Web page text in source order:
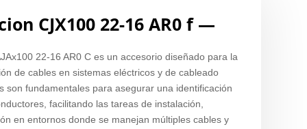
CJX100 22-16 AR0 f —
22-16 AR0 C es un accesorio diseñado para la
de cables en sistemas eléctricos y de cableado
son fundamentales para asegurar una identificación
facilitando las tareas de instalación,
en entornos donde se manejan múltiples cables y